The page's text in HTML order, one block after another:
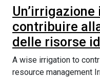
contribuire
delle risorse
A wise irrigation to
resource management